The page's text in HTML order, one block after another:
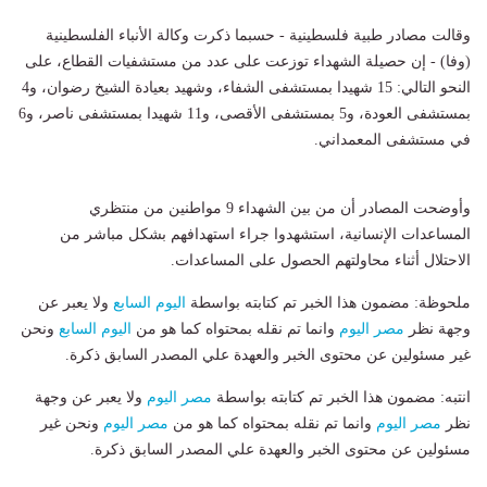
وقالت مصادر طبية فلسطينية - حسبما ذكرت وكالة الأنباء الفلسطينية
(وفا) - إن حصيلة الشهداء توزعت على عدد من مستشفيات القطاع، على
النحو التالي: 15 شهيدا بمستشفى الشفاء، وشهيد بعيادة الشيخ رضوان، و4
بمستشفى العودة، و5 بمستشفى الأقصى، و11 شهيدا بمستشفى ناصر، و6
في مستشفى المعمداني.
وأوضحت المصادر أن من بين الشهداء 9 مواطنين من منتظري
المساعدات الإنسانية، استشهدوا جراء استهدافهم بشكل مباشر من
الاحتلال أثناء محاولتهم الحصول على المساعدات.
ملحوظة: مضمون هذا الخبر تم كتابته بواسطة اليوم السابع ولا يعبر عن
وجهة نظر مصر اليوم وانما تم نقله بمحتواه كما هو من اليوم السابع ونحن
غير مسئولين عن محتوى الخبر والعهدة علي المصدر السابق ذكرة.
انتبه: مضمون هذا الخبر تم كتابته بواسطة مصر اليوم ولا يعبر عن وجهة
نظر مصر اليوم وانما تم نقله بمحتواه كما هو من مصر اليوم ونحن غير
مسئولين عن محتوى الخبر والعهدة علي المصدر السابق ذكرة.